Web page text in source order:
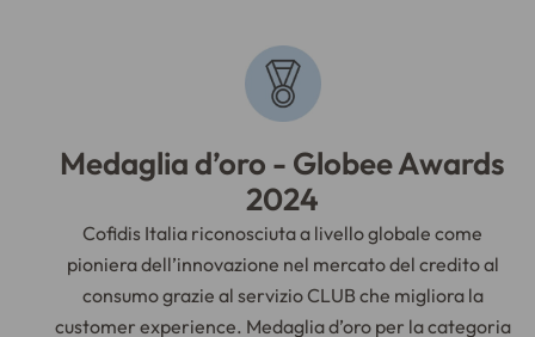
Medaglia d’oro - Globee Awards
2024
Cofidis Italia riconosciuta a livello globale come
pioniera dell’innovazione nel mercato del credito al
consumo grazie al servizio CLUB che migliora la
customer experience. Medaglia d’oro per la categoria